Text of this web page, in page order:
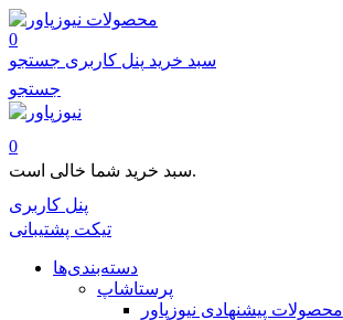
محصولات
0
سبد خرید پنل کاربری جستجو
جستجو
0
سبد خرید شما خالی است.
پنل کاربری
تیکت پشتیبانی
دسته‌بندی‌ها
پرستاشاپ
محصولات پیشنهادی نیوزپاور